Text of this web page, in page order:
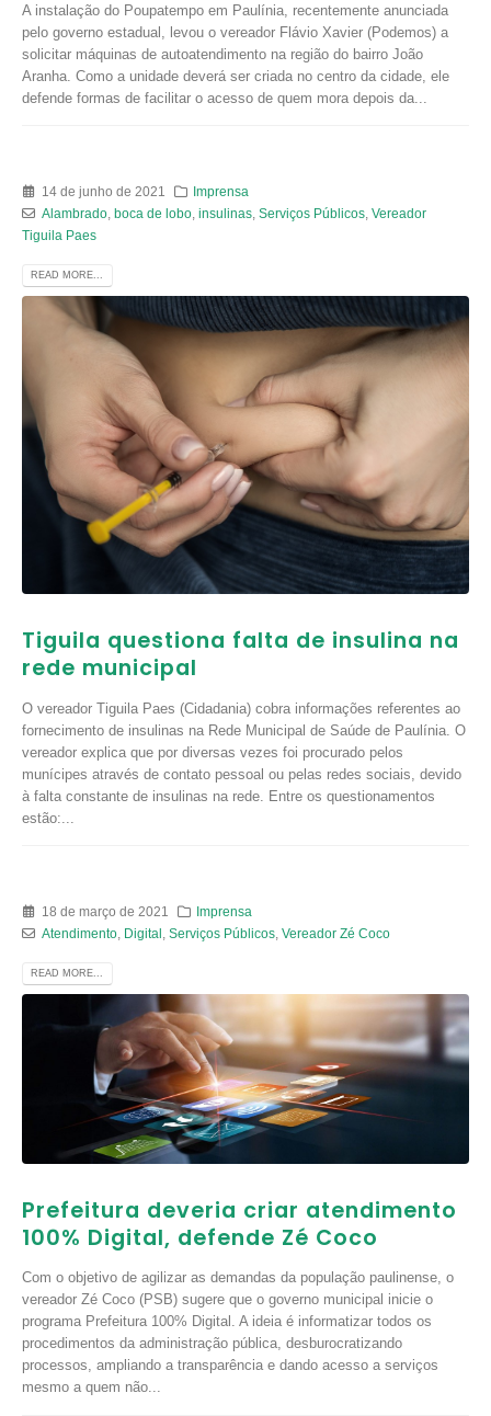
A instalação do Poupatempo em Paulínia, recentemente anunciada
pelo governo estadual, levou o vereador Flávio Xavier (Podemos) a
solicitar máquinas de autoatendimento na região do bairro João
Aranha. Como a unidade deverá ser criada no centro da cidade, ele
defende formas de facilitar o acesso de quem mora depois da...
14 de junho de 2021
Imprensa
Alambrado, boca de lobo, insulinas, Serviços Públicos, Vereador
Tiguila Paes
READ MORE...
Tiguila questiona falta de insulina na
rede municipal
O vereador Tiguila Paes (Cidadania) cobra informações referentes ao
fornecimento de insulinas na Rede Municipal de Saúde de Paulínia. O
vereador explica que por diversas vezes foi procurado pelos
munícipes através de contato pessoal ou pelas redes sociais, devido
à falta constante de insulinas na rede. Entre os questionamentos
estão:...
18 de março de 2021
Imprensa
Atendimento, Digital Serviços Públicos, Vereador Zé Coco
READ MORE...
Prefeitura deveria criar atendimento
100% Digital, defende Zé Coco
Com o objetivo de agilizar as demandas da população paulinense, o
vereador Zé Coco (PSB) sugere que o governo municipal inicie o
programa Prefeitura 100% Digital. A ideia é informatizar todos os
procedimentos da administração pública, desburocratizando
processos, ampliando a transparência e dando acesso a serviços
mesmo a quem não...